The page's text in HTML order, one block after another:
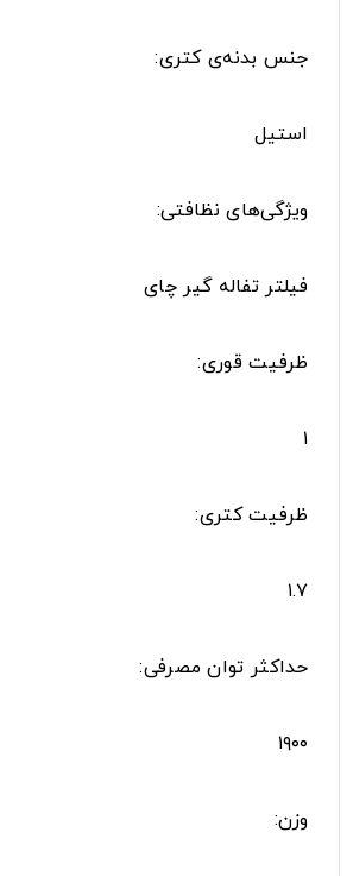
جنس بدنه‌ی کتری:
استیل
ویژگی‌های نظافتی:
فیلتر تفاله گیر چای
ظرفیت قوری:
۱
ظرفیت کتری:
۱.۷
حداکثر توان مصرفی:
۱۹۰۰
وزن: